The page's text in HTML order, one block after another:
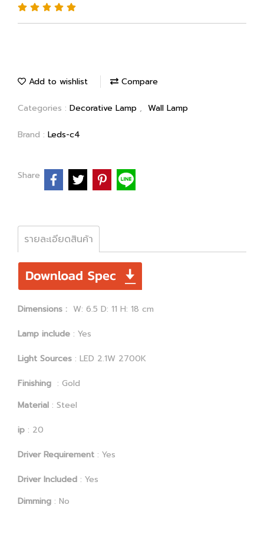
Add to wishlist Compare
Categories : Decorative Lamp , Wall Lamp
Brand : Leds-c4
Share
รายละเอียดสินค้า
Dimensions : W: 6.5 D: 11 H: 18 cm
Lamp include : Yes
Light Sources : LED 2.1W 2700K
Finishing : Gold
Material : Steel
ip : 20
Driver Requirement : Yes
Driver Included : Yes
Dimming : No